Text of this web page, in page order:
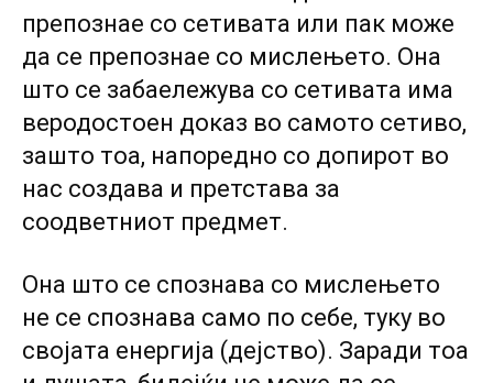
препознае со сетивата или пак може
да се препознае со мислењето. Она
што се забаележува со сетивата има
веродостоен доказ во самото сетиво,
зашто тоа, напоредно со допирот во
нас создава и претстава за
соодветниот предмет.
Она што се спознава со мислењето
не се спознава само по себе, туку во
својата енергија (дејство). Заради тоа